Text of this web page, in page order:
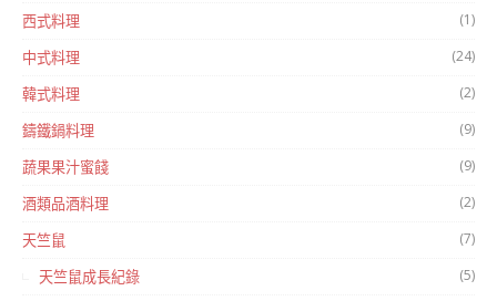
西式料理 (1)
中式料理 (24)
韓式料理 (2)
鑄鐵鍋料理 (9)
蔬果果汁蜜餞 (9)
酒類品酒料理 (2)
天竺鼠 (7)
天竺鼠成長紀錄 (5)